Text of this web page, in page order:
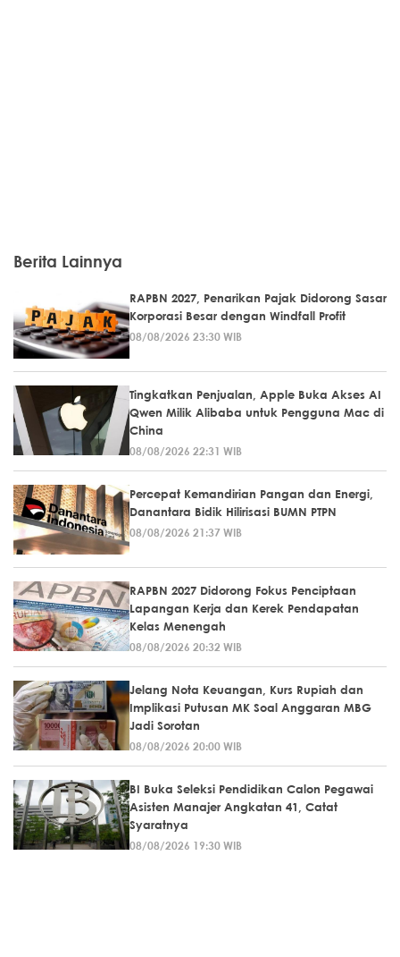
Berita Lainnya
RAPBN 2027, Penarikan Pajak Didorong Sasar
Korporasi Besar dengan Windfall Profit
08/08/2026 23:30 WIB
Tingkatkan Penjualan, Apple Buka Akses AI
Qwen Milik Alibaba untuk Pengguna Mac di
China
08/08/2026 22:31 WIB
Percepat Kemandirian Pangan dan Energi,
Danantara Bidik Hilirisasi BUMN PTPN
08/08/2026 21:37 WIB
RAPBN 2027 Didorong Fokus Penciptaan
Lapangan Kerja dan Kerek Pendapatan
Kelas Menengah
08/08/2026 20:32 WIB
Jelang Nota Keuangan, Kurs Rupiah dan
Implikasi Putusan MK Soal Anggaran MBG
Jadi Sorotan
08/08/2026 20:00 WIB
BI Buka Seleksi Pendidikan Calon Pegawai
Asisten Manajer Angkatan 41, Catat
Syaratnya
08/08/2026 19:30 WIB